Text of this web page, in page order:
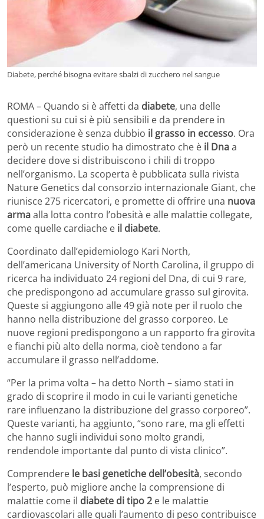
Diabete, perché bisogna evitare sbalzi di zucchero nel sangue
ROMA – Quando si è affetti da diabete, una delle
questioni su cui si è più sensibili e da prendere in
considerazione è senza dubbio il grasso in eccesso. Ora
però un recente studio ha dimostrato che è il Dnaa
decidere dove si distribuiscono i chili di troppo
nell’organismo. La scoperta è pubblicata sulla rivista
Nature Genetics dal consorzio internazionale Giant, che
riunisce 275 ricercatori, e promette di offrire una nuova
armaalla lotta contro l’obesità e alle malattie collegate,
come quelle cardiache e il diabete.
Coordinato dall’epidemiologo Kari North,
dell’americana University of North Carolina, il gruppo di
ricerca ha individuato 24 regioni del Dna, di cui 9 rare,
che predispongono ad accumulare grasso sul girovita.
Queste si aggiungono alle 49 già note per il ruolo che
hanno nella distribuzione del grasso corporeo. Le
nuove regioni predispongono a un rapporto fra girovita
e fianchi più alto della norma, cioè tendono a far
accumulare il grasso nell’addome.
“Per la prima volta – ha detto North – siamo stati in
grado di scoprire il modo in cui le varianti genetiche
rare influenzano la distribuzione del grasso corporeo”.
Queste varianti, ha aggiunto, “sono rare, ma gli effetti
che hanno sugli individui sono molto grandi,
rendendole importante dal punto di vista clinico”.
Comprendere le basi genetiche dell’obesità, secondo
l’esperto, può migliore anche la comprensione di
malattie come il diabete di tipo 2 e le malattie
cardiovascolari alle quali l’aumento di peso contribuisce